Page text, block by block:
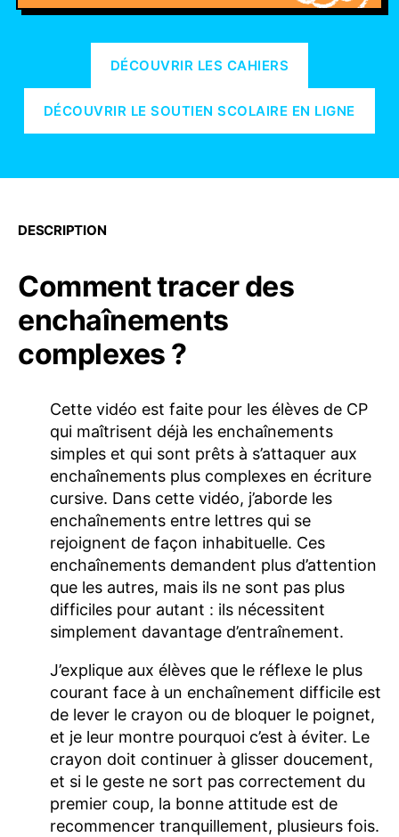
DÉCOUVRIR LES CAHIERS
DÉCOUVRIR LE SOUTIEN SCOLAIRE EN LIGNE
DESCRIPTION
Comment tracer des
enchaînements
complexes ?
Cette vidéo est faite pour les élèves de CP
qui maîtrisent déjà les enchaînements
simples et qui sont prêts à s’attaquer aux
enchaînements plus complexes en écriture
cursive. Dans cette vidéo, j’aborde les
enchaînements entre lettres qui se
rejoignent de façon inhabituelle. Ces
enchaînements demandent plus d’attention
que les autres, mais ils ne sont pas plus
difficiles pour autant : ils nécessitent
simplement davantage d’entraînement.
J’explique aux élèves que le réflexe le plus
courant face à un enchaînement difficile est
de lever le crayon ou de bloquer le poignet,
et je leur montre pourquoi c’est à éviter. Le
crayon doit continuer à glisser doucement,
et si le geste ne sort pas correctement du
premier coup, la bonne attitude est de
recommencer tranquillement, plusieurs fois.